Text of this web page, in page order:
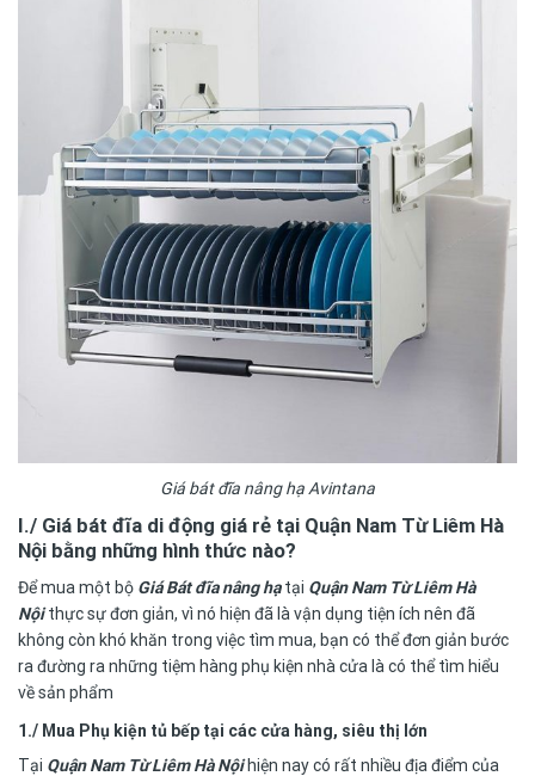
Giá bát đĩa nâng hạ Avintana
I./ Giá bát đĩa di động giá rẻ tại Quận Nam Từ Liêm Hà
Nội bằng những hình thức nào?
Để mua một bộ Giá Bát đĩa nâng hạtại Quận Nam Từ Liêm Hà
Nộithực sự đơn giản, vì nó hiện đã là vận dụng tiện ích nên đã
không còn khó khăn trong việc tìm mua, bạn có thể đơn giản bước
ra đường ra những tiệm hàng phụ kiện nhà cửa là có thể tìm hiểu
về sản phẩm
1./ Mua Phụ kiện tủ bếp tại các cửa hàng, siêu thị lớn
Tại Quận Nam Từ Liêm Hà Nội hiện nay có rất nhiều địa điểm của